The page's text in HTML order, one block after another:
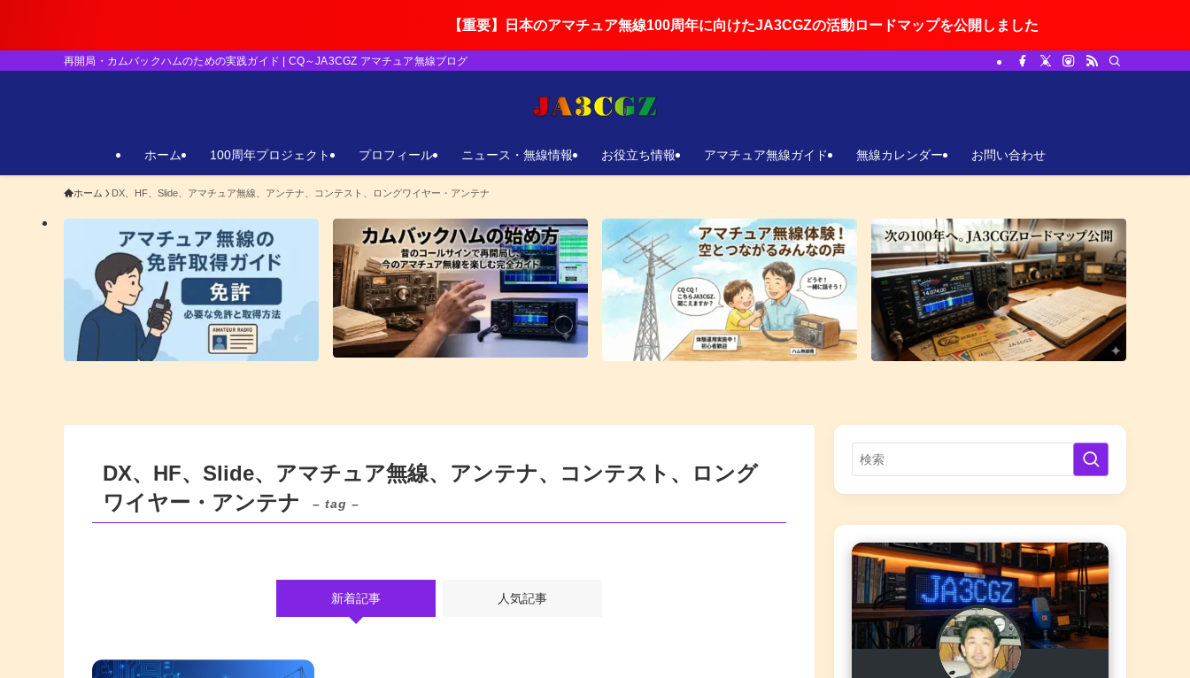
【重要】日本のアマチュア無線100周年に向けたJA3CGZの活動ロードマップを公開しました
再開局・カムバックハムのための実践ガイド | CQ～JA3CGZ アマチュア無線ブログ
ホーム 100周年プロジェクト プロフィール ニュース・無線情報 お役立ち情報 アマチュア無線ガイド 無線カレンダー お問い合わせ
ホーム DX、HF、Slide、アマチュア無線、アンテナ、コンテスト、ロングワイヤー・アンテナ
DX、HF、Slide、アマチュア無線、アンテナ、コンテスト、ロング
ワイヤー・アンテナ
– tag –
新着記事 人気記事